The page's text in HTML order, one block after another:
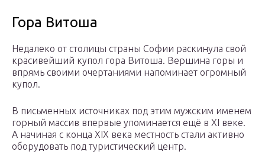
Гора Витоша
Недалеко от столицы страны Софии раскинула свой
красивейший купол гора Витоша. Вершина горы и
впрямь своими очертаниями напоминает огромный
купол.
В письменных источниках под этим мужским именем
горный массив впервые упоминается ещё в XI веке.
А начиная с конца XIX века местность стали активно
оборудовать под туристический центр.